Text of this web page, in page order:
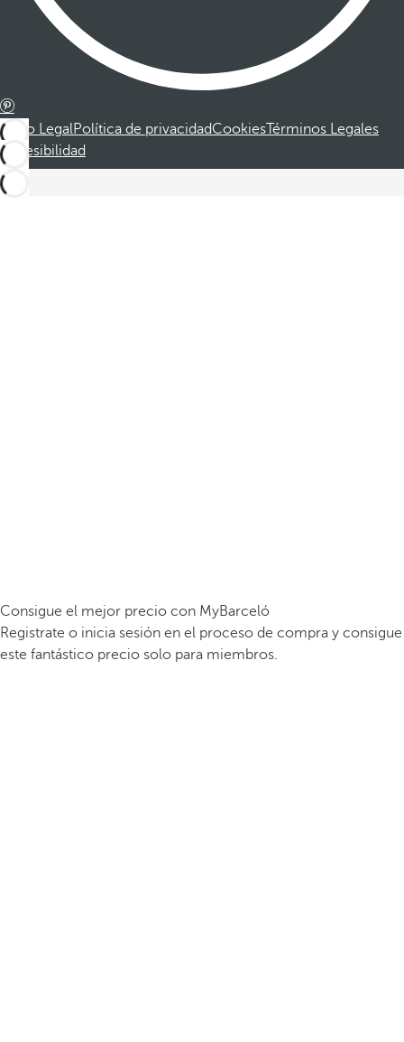
Aviso LegalPolítica de privacidadCookiesTérminos Legales
Accesibilidad
Consigue el mejor precio con MyBarceló
Registrate o inicia sesión en el proceso de compra y consigue
este fantástico precio solo para miembros.